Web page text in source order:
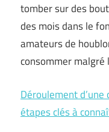
tomber sur des
des mois dans le
amateurs de
consommer
Déroulement
étapes clés à